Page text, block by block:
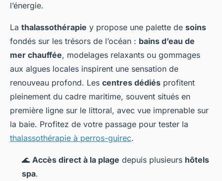
l’énergie.
La thalassothérapie y propose une palette de soins
fondés sur les trésors de l’océan : bains d’eau de
mer chauffée, modelages relaxants ou gommages
aux algues locales inspirent une sensation de
renouveau profond. Les centres dédiés profitent
pleinement du cadre maritime, souvent situés en
première ligne sur le littoral, avec vue imprenable sur
la baie. Profitez de votre passage pour tester la
thalassothérapie à perros-guirec.
🌊 Accès direct à la plage depuis plusieurs hôtels
spa.